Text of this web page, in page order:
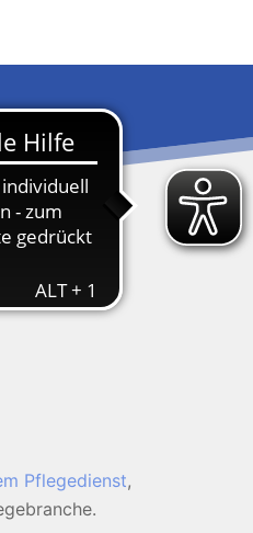
Pflegedienst,